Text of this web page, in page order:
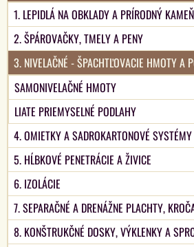
1. LEPIDLÁ NA OBKLADY A PRÍRODNÝ KAMEŇ
2. ŠPÁROVAČKY, TMELY A PENY
3. NIVELAČNÉ - ŠPACHTĽOVACIE HMOTY A
SAMONIVELAČNÉ HMOTY
LIATE PRIEMYSELNÉ PODLAHY
4. OMIETKY A SADROKARTONOVÉ SYSTÉMY
5. HĹBKOVÉ PENETRÁCIE A ŽIVICE
6. IZOLÁCIE
7. SEPARAČNÉ A DRENÁŽNE PLACHTY,
8. KONŠTRUKČNÉ DOSKY, VÝKLENKY A